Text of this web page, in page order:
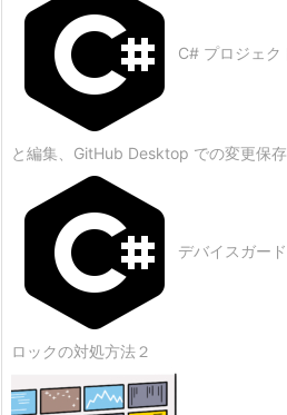
C# プロジェ
と編集、GitHub Desktop での変更保
デバイスガー
ロックの対処方法２